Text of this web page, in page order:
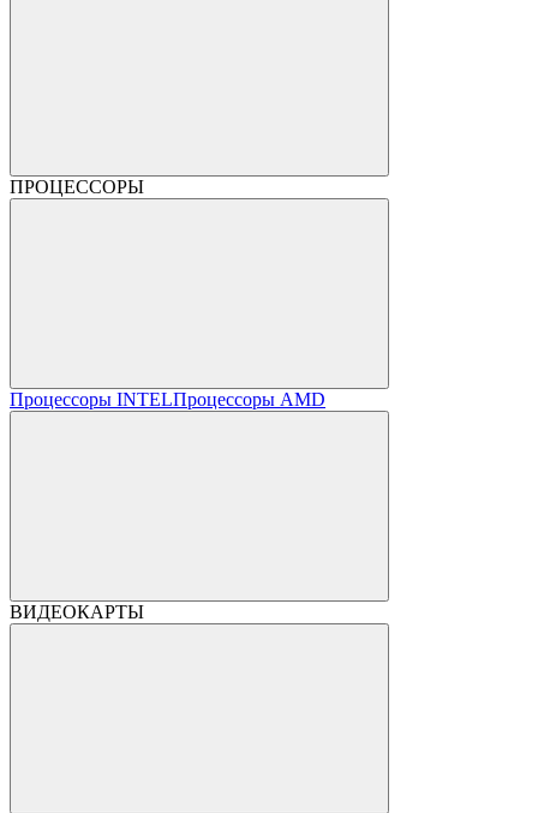
ПРОЦЕССОРЫ
Процессоры INTELПроцессоры AMD
ВИДЕОКАРТЫ